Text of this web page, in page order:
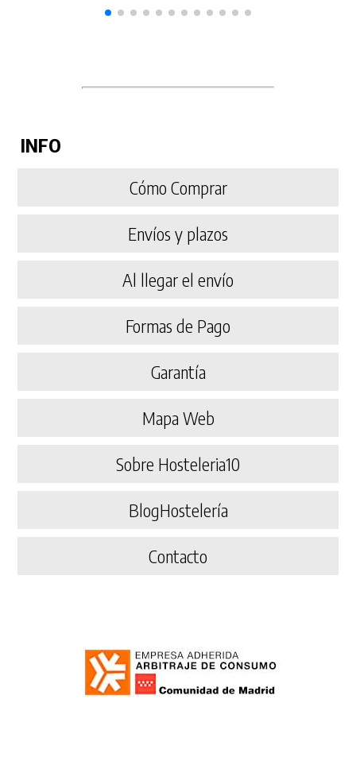
INFO
Cómo Comprar
Envíos y plazos
Al llegar el envío
Formas de Pago
Garantía
Mapa Web
Sobre Hosteleria10
BlogHostelería
Contacto